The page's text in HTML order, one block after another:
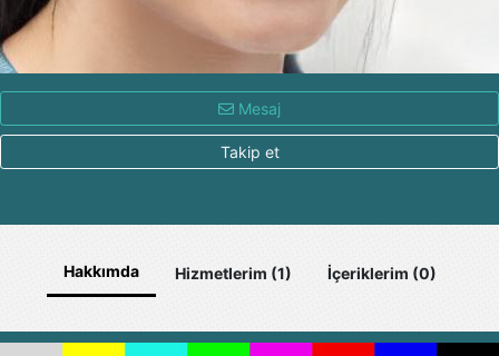
Mesaj
Takip et
Hakkımda Hizmetlerim (1) İçeriklerim (0)